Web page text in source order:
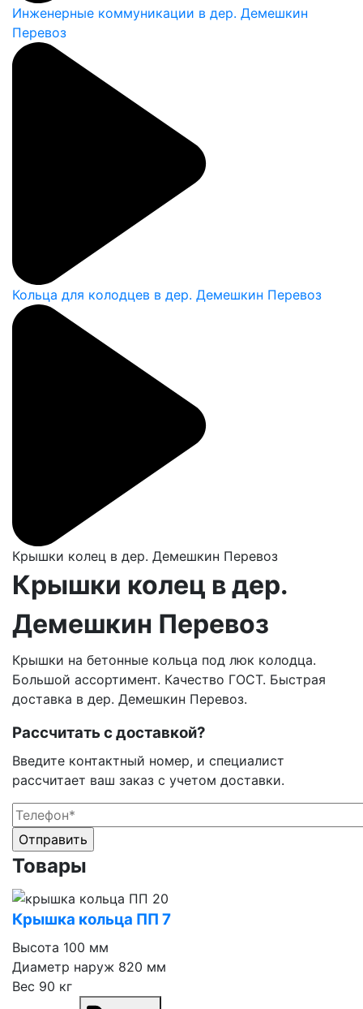
Инженерные коммуникации в дер. Демешкин
Перевоз
Кольца для колодцев в дер. Демешкин Перевоз
Крышки колец в дер. Демешкин Перевоз
Крышки колец в дер.
Демешкин Перевоз
Крышки на бетонные кольца под люк колодца.
Большой ассортимент. Качество ГОСТ. Быстрая
доставка в дер. Демешкин Перевоз.
Рассчитать с доставкой?
Введите контактный номер, и специалист
рассчитает ваш заказ с учетом доставки.
Товары
Крышка кольца ПП 7
Высота 100 мм
Диаметр наруж 820 мм
Вес 90 кг